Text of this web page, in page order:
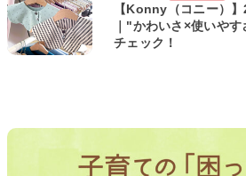
【Konny（コニー）
｜"かわいさ×使いや
チェック！